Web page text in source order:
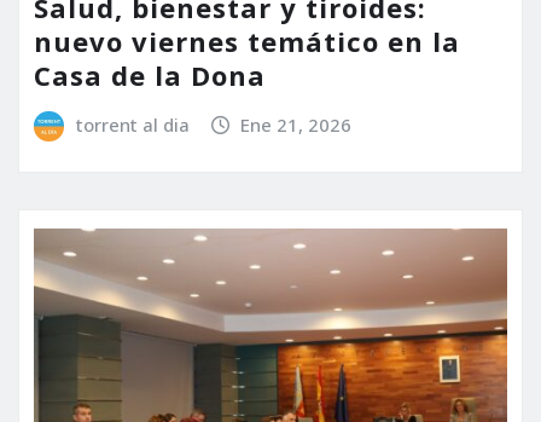
Salud, bienestar y tiroides:
nuevo viernes temático en la
Casa de la Dona
torrent al dia Ene 21, 2026